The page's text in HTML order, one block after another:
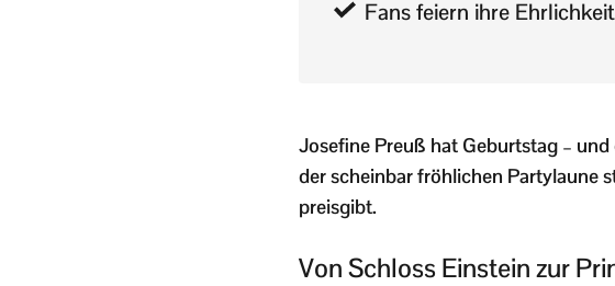
Fans feiern ihre
Josefine Preuß hat Geburtstag –
der scheinbar fröhlichen Partylaune
preisgibt.
Von Schloss Einstein zur